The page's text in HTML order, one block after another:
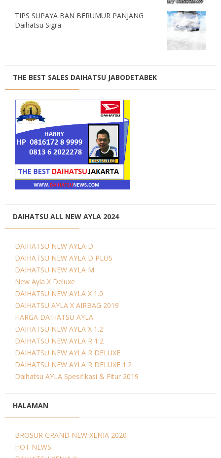
TIPS SUPAYA BAN BERUMUR PANJANG
Daihatsu Sigra
THE BEST SALES DAIHATSU JABODETABEK
DAIHATSU ALL NEW AYLA 2024
DAIHATSU NEW AYLA D
DAIHATSU NEW AYLA D PLUS
DAIHATSU NEW AYLA M
New Ayla X Deluxe
DAIHATSU NEW AYLA X 1.0
DAIHATSU AYLA X AIRBAG 2019
HARGA DAIHATSU AYLA
DAIHATSU NEW AYLA X 1.2
DAIHATSU NEW AYLA R 1.2
DAIHATSU NEW AYLA R DELUXE
DAIHATSU NEW AYLA R DELUXE 1.2
Daihatsu AYLA Spesifikasi & Fitur 2019
HALAMAN
BROSUR GRAND NEW XENIA 2020
HOT NEWS